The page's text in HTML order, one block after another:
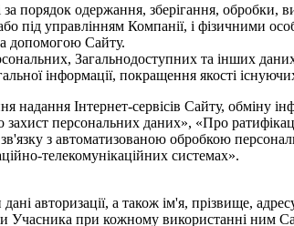
порядок одержання, зберігання,
під управлінням Компанії, і фізичними
допомогою Сайту.
Загальнодоступних та інших
інформації, покращення якості
надання Інтернет-сервісів Сайту, обміну
персональних даних», «Про
з автоматизованою обробкою
телекомунікаційних системах».
авторизації, а також ім'я, прізвище,
Учасника при кожному використанні ним